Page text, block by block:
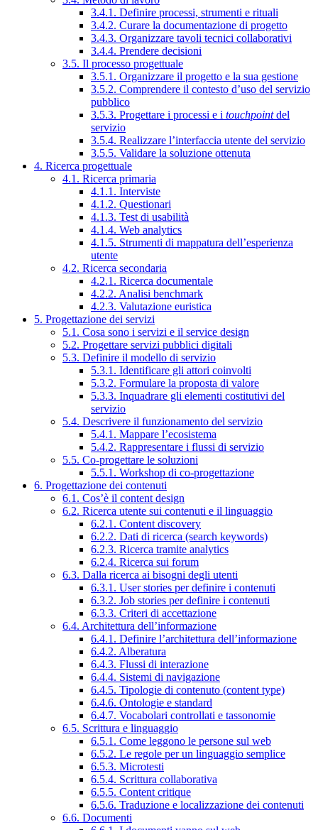
3.4.1. Definire processi, strumenti e rituali
3.4.2. Curare la documentazione di progetto
3.4.3. Organizzare tavoli tecnici collaborativi
3.4.4. Prendere decisioni
3.5. Il processo progettuale
3.5.1. Organizzare il progetto e la sua gestione
3.5.2. Comprendere il contesto d’uso del servizio
pubblico
3.5.3. Progettare i processi e i touchpointdel
servizio
3.5.4. Realizzare l’interfaccia utente del servizio
3.5.5. Validare la soluzione ottenuta
4. Ricerca progettuale
4.1. Ricerca primaria
4.1.1. Interviste
4.1.2. Questionari
4.1.3. Test di usabilità
4.1.4. Web analytics
4.1.5. Strumenti di mappatura dell’esperienza
utente
4.2. Ricerca secondaria
4.2.1. Ricerca documentale
4.2.2. Analisi benchmark
4.2.3. Valutazione euristica
5. Progettazione dei servizi
5.1. Cosa sono i servizi e il service design
5.2. Progettare servizi pubblici digitali
5.3. Definire il modello di servizio
5.3.1. Identificare gli attori coinvolti
5.3.2. Formulare la proposta di valore
5.3.3. Inquadrare gli elementi costitutivi del
servizio
5.4. Descrivere il funzionamento del servizio
5.4.1. Mappare l’ecosistema
5.4.2. Rappresentare i flussi di servizio
5.5. Co-progettare le soluzioni
5.5.1. Workshop di co-progettazione
6. Progettazione dei contenuti
6.1. Cos’è il content design
6.2. Ricerca utente sui contenuti e il linguaggio
6.2.1. Content discovery
6.2.2. Dati di ricerca (search keywords)
6.2.3. Ricerca tramite analytics
6.2.4. Ricerca sui forum
6.3. Dalla ricerca ai bisogni degli utenti
6.3.1. User stories per definire i contenuti
6.3.2. Job stories per definire i contenuti
6.3.3. Criteri di accettazione
6.4. Architettura dell’informazione
6.4.1. Definire l’architettura dell’informazione
6.4.2. Alberatura
6.4.3. Flussi di interazione
6.4.4. Sistemi di navigazione
6.4.5. Tipologie di contenuto (content type)
6.4.6. Ontologie e standard
6.4.7. Vocabolari controllati e tassonomie
6.5. Scrittura e linguaggio
6.5.1. Come leggono le persone sul web
6.5.2. Le regole per un linguaggio semplice
6.5.3. Microtesti
6.5.4. Scrittura collaborativa
6.5.5. Content critique
6.5.6. Traduzione e localizzazione dei contenuti
6.6. Documenti